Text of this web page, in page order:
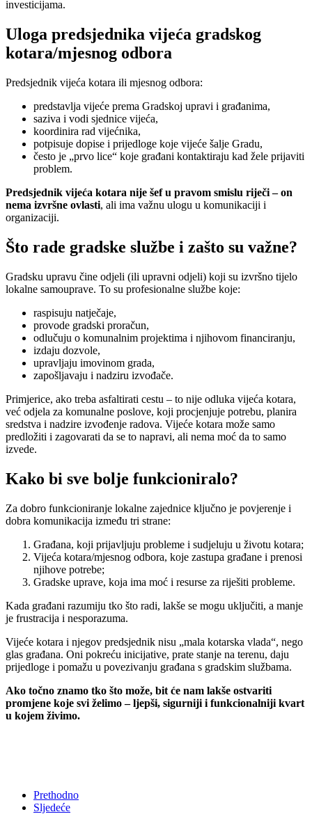
investicijama.
Uloga predsjednika vijeća gradskog
kotara/mjesnog odbora
Predsjednik vijeća kotara ili mjesnog odbora:
predstavlja vijeće prema Gradskoj upravi i građanima,
saziva i vodi sjednice vijeća,
koordinira rad vijećnika,
potpisuje dopise i prijedloge koje vijeće šalje Gradu,
često je „prvo lice“ koje građani kontaktiraju kad žele prijaviti
problem.
Predsjednik vijeća kotara nije šef u pravom smislu riječi – on
nema izvršne ovlasti, ali ima važnu ulogu u komunikaciji i
organizaciji.
Što rade gradske službe i zašto su važne?
Gradsku upravu čine odjeli (ili upravni odjeli) koji su izvršno tijelo
lokalne samouprave. To su profesionalne službe koje:
raspisuju natječaje,
provode gradski proračun,
odlučuju o komunalnim projektima i njihovom financiranju,
izdaju dozvole,
upravljaju imovinom grada,
zapošljavaju i nadziru izvođače.
Primjerice, ako treba asfaltirati cestu – to nije odluka vijeća kotara,
već odjela za komunalne poslove, koji procjenjuje potrebu, planira
sredstva i nadzire izvođenje radova. Vijeće kotara može samo
predložiti i zagovarati da se to napravi, ali nema moć da to samo
izvede.
Kako bi sve bolje funkcioniralo?
Za dobro funkcioniranje lokalne zajednice ključno je povjerenje i
dobra komunikacija između tri strane:
Građana, koji prijavljuju probleme i sudjeluju u životu kotara;
Vijeća kotara/mjesnog odbora, koje zastupa građane i prenosi
njihove potrebe;
Gradske uprave, koja ima moć i resurse za riješiti probleme.
Kada građani razumiju tko što radi, lakše se mogu uključiti, a manje
je frustracija i nesporazuma.
Vijeće kotara i njegov predsjednik nisu „mala kotarska vlada“, nego
glas građana. Oni pokreću inicijative, prate stanje na terenu, daju
prijedloge i pomažu u povezivanju građana s gradskim službama.
Ako točno znamo tko što može, bit će nam lakše ostvariti
promjene koje svi želimo – ljepši, sigurniji i funkcionalniji kvart
u kojem živimo.
Prethodno
Sljedeće